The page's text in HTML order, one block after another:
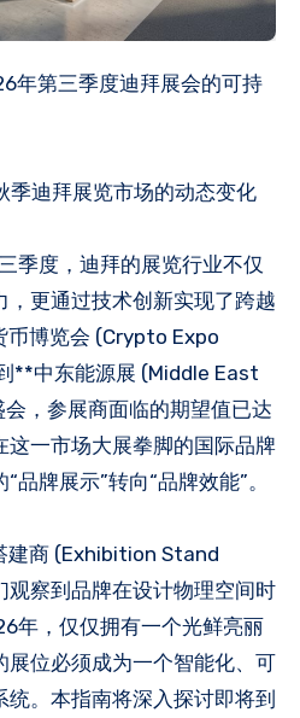
年第三季度迪拜展会的可持
迪拜展览市场的动态变化
季度，迪拜的展览行业不仅
更通过技术创新实现了跨越
博览会 (Crypto Expo
**中东能源展 (Middle East
，参展商面临的期望值已达
这一市场大展拳脚的国际品牌
品牌展示”转向“品牌效能”。
建商 (Exhibition Stand
察到品牌在设计物理空间时
年，仅仅拥有一个光鲜亮丽
展位必须成为一个智能化、可
。本指南将深入探讨即将到